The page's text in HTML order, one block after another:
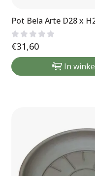
Pot Bela Arte D28 x
€31,60
In